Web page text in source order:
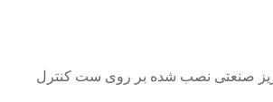
صنعتی نصب شده بر روی ست کنترل